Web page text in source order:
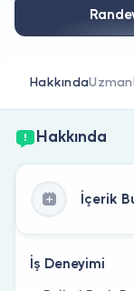
Hakkında
Hakkında
İçerik
İş Deneyimi